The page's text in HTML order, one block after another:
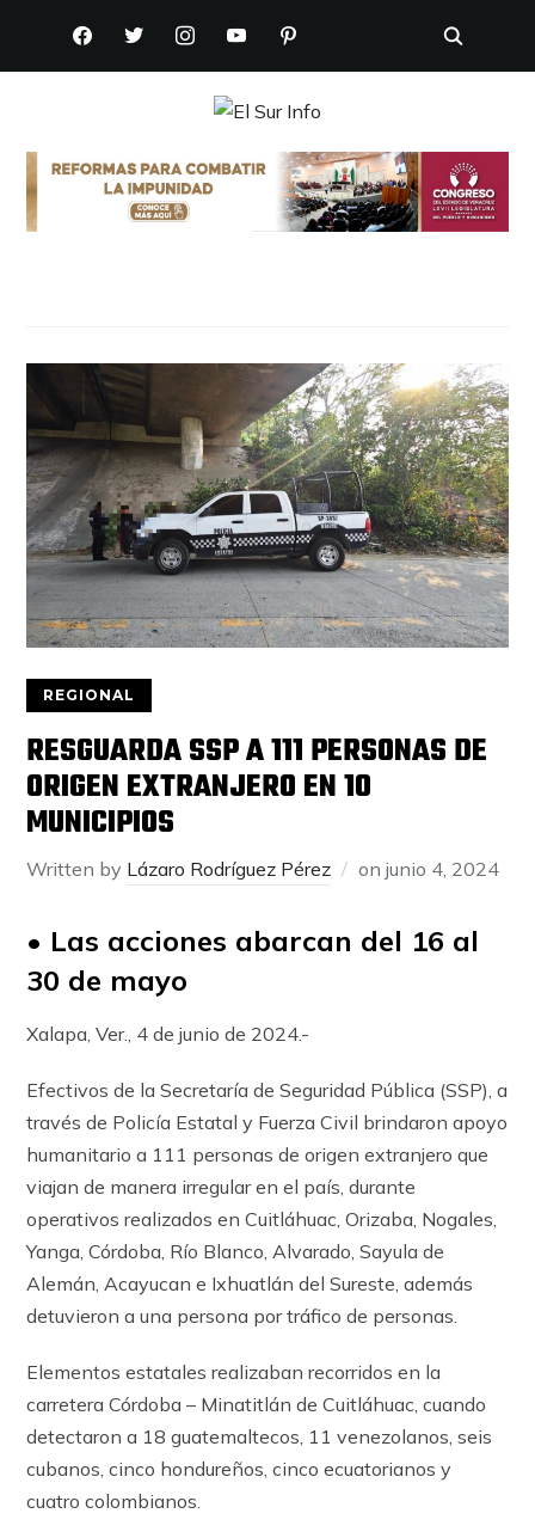
FACEBOOKTWITTERINSTAGRAMYOUTUBEPINTEREST
REGIONAL
RESGUARDA SSP A 111 PERSONAS DE
ORIGEN EXTRANJERO EN 10
MUNICIPIOS
Written by Lázaro Rodríguez Pérez onjunio 4, 2024
• Las acciones abarcan del 16 al
30 de mayo
Xalapa, Ver., 4 de junio de 2024.-
Efectivos de la Secretaría de Seguridad Pública (SSP), a
través de Policía Estatal y Fuerza Civil brindaron apoyo
humanitario a 111 personas de origen extranjero que
viajan de manera irregular en el país, durante
operativos realizados en Cuitláhuac, Orizaba, Nogales,
Yanga, Córdoba, Río Blanco, Alvarado, Sayula de
Alemán, Acayucan e Ixhuatlán del Sureste, además
detuvieron a una persona por tráfico de personas.
Elementos estatales realizaban recorridos en la
carretera Córdoba – Minatitlán de Cuitláhuac, cuando
detectaron a 18 guatemaltecos, 11 venezolanos, seis
cubanos, cinco hondureños, cinco ecuatorianos y
cuatro colombianos.